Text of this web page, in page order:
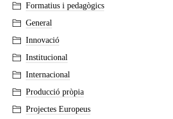
Formatius i pedagògics
General
Innovació
Institucional
Internacional
Producció pròpia
Projectes Europeus